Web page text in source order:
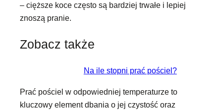
– cięższe koce często są bardziej trwałe i lepiej
znoszą pranie.
Zobacz także
Na ile stopni prać pościel?
Prać pościel w odpowiedniej temperaturze to
kluczowy element dbania o jej czystość oraz